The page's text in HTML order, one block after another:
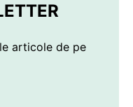
articole de pe